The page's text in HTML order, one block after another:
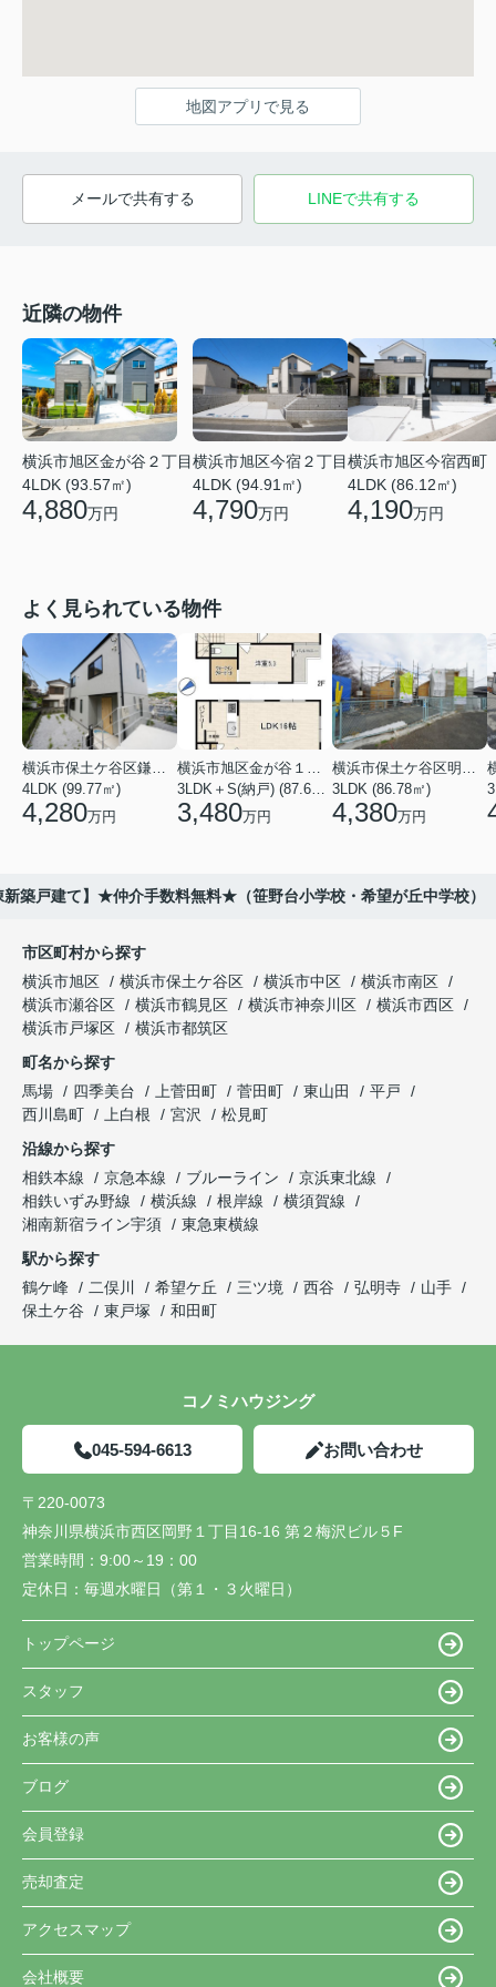
地図アプリで見る
メールで共有する LINEで共有する
近隣の物件
横浜市旭区金が谷２丁目
4LDK (93.57㎡)
4,880万円
横浜市旭区今宿２丁目
4LDK (94.91㎡)
4,790万円
横浜市旭区今宿西町
4LDK (86.12㎡)
4,190万円
よく見られている物件
4LDK (99.77㎡)
4,280万円 3,480万円
3LDK (86.78㎡)
4,380万円
築戸建て】★仲介手数料無料★（笹野台小学校・希望が丘中学校）
市区町村から探す
横浜市旭区
横浜市保土ケ谷区 横浜市中区
横浜市南区
横浜市瀬谷区
横浜市鶴見区 横浜市神奈川区
横浜市西区
横浜市戸塚区
横浜市都筑区
町名から探す
馬場
四季美台 上菅田町 菅田町 東山田
平戸
西川島町
上白根 宮沢
松見町
沿線から探す
相鉄本線
京急本線 ブルーライン
京浜東北線
相鉄いずみ野線
横浜線 根岸線
横須賀線
湘南新宿ライン宇須
東急東横線
駅から探す
鶴ケ峰
二俣川 希望ケ丘 三ツ境 西谷 弘明寺
山手
保土ケ谷
東戸塚 和田町
コノミハウジング
045-594-6613 お問い合わせ
〒220-0073
神奈川県横浜市西区岡野１丁目16-16 第２梅沢ビル５F
営業時間： 9:00～19：00
定休日： 毎週水曜日（第１・３火曜日）
トップページ
スタッフ
お客様の声
ブログ
会員登録
売却査定
アクセスマップ
会社概要